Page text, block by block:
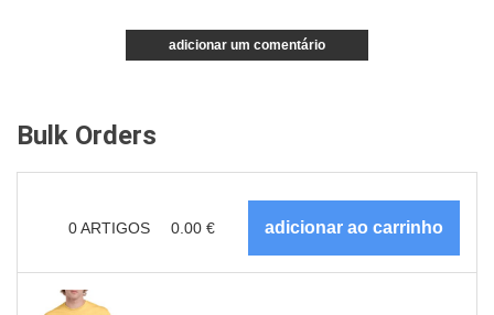
adicionar um comentário
Bulk Orders
0ARTIGOS 0.00 €